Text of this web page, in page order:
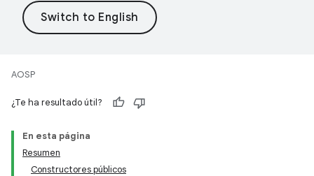
AOSP
¿Te ha resultado útil?
En esta página
Resumen
Constructores públicos